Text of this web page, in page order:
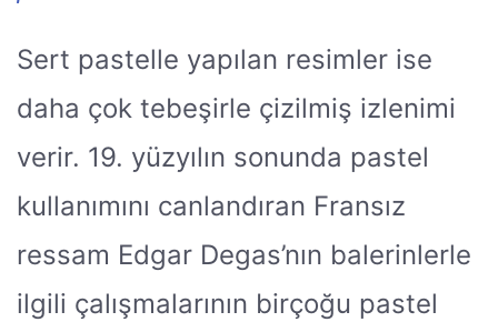
Sert pastelle yapılan resimler ise
daha çok tebeşirle çizilmiş izlenimi
verir. 19. yüzyılın sonunda pastel
kullanımını canlandıran Fransız
ressam Edgar Degas’nın balerinlerle
ilgili çalışmalarının birçoğu pastel